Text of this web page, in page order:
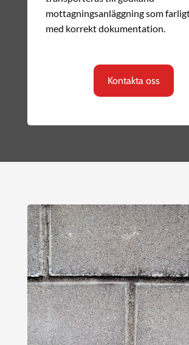
mottagningsanläggning som
med korrekt dokumentation.
Kontakta oss